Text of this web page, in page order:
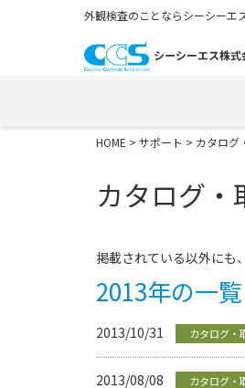
外観検査のことならシーシーエ
HOME > サポート > カタログ
カタログ・
掲載されている以外にも
2013年の一覧
2013/10/31 カタログ・
2013/08/08 カタログ・